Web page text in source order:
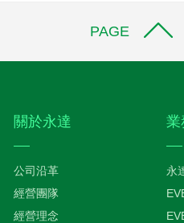
PAGE
關於永達
公司沿革
經營團隊
經營理念
業
永